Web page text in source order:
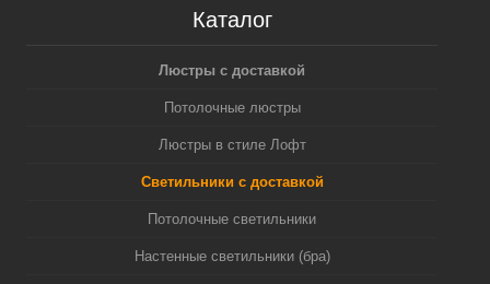
Каталог
Люстры с доставкой
Потолочные люстры
Люстры в стиле Лофт
Светильники с доставкой
Потолочные светильники
Настенные светильники (бра)